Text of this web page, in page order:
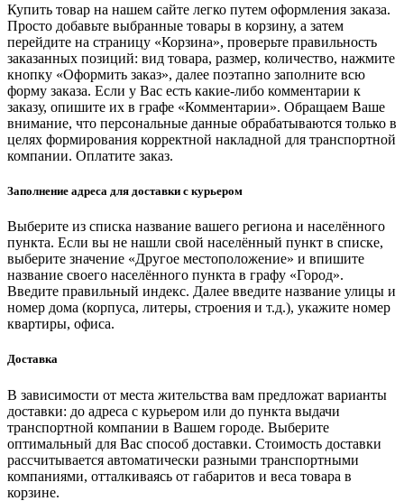
Купить товар на нашем сайте легко путем оформления заказа.
Просто добавьте выбранные товары в корзину, а затем
перейдите на страницу «Корзина», проверьте правильность
заказанных позиций: вид товара, размер, количество, нажмите
кнопку «Оформить заказ», далее поэтапно заполните всю
форму заказа. Если у Вас есть какие-либо комментарии к
заказу, опишите их в графе «Комментарии». Обращаем Ваше
внимание, что персональные данные обрабатываются только в
целях формирования корректной накладной для транспортной
компании. Оплатите заказ.
Заполнение адреса для доставки с курьером
Выберите из списка название вашего региона и населённого
пункта. Если вы не нашли свой населённый пункт в списке,
выберите значение «Другое местоположение» и впишите
название своего населённого пункта в графу «Город».
Введите правильный индекс. Далее введите название улицы и
номер дома (корпуса, литеры, строения и т.д.), укажите номер
квартиры, офиса.
Доставка
В зависимости от места жительства вам предложат варианты
доставки: до адреса с курьером или до пункта выдачи
транспортной компании в Вашем городе. Выберите
оптимальный для Вас способ доставки. Стоимость доставки
рассчитывается автоматически разными транспортными
компаниями, отталкиваясь от габаритов и веса товара в
корзине.